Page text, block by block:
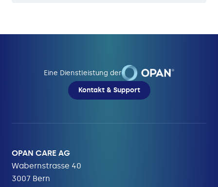
Eine Dienstleistung der
Kontakt & Support
OPAN CARE AG
Wabernstrasse 40
3007 Bern